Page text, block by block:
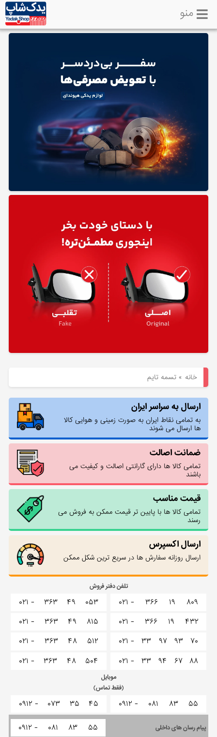
لوازم
منو
خانه »تسمه تایم
ارسال به سراسر ایران
به تمامی نقاط ایران به صورت زمینی و هوایی کالا
ها ارسال می شوند
ضمانت اصالت
تمامی کالا ها دارای گارانتی اصالت و کیفیت می
باشند
قیمت مناسب
تمامی کالا ها با پایین تر قیمت ممکن به فروش می
رسند
ارسال اکسپرس
ارسال روزانه سفارش ها در سریع ترین شکل ممکن
تلفن دفتر فروش
۰۲۱ - ۳۶۶ ۱۹
۸۰۹
۰۲۱ -
۳۶۶ ۱۹
۴۳۲
۰۲۱ -
۳۳ ۹۷ ۹۳
۷۰
۰۲۱ -
۳۳ ۹۴ ۶۷ ۸۸
۰۲۱ - ۳۶۳ ۴۹
۰۵۳
۰۲۱ -
۳۶۳ ۴۹
۸۱۵
۰۲۱ -
۳۶۳ ۴۸
۵۱۲
۰۲۱ -
۳۶۳ ۴۸ ۵۰۴
موبایل
(فقط تماس)
۰۹۱۲ - ۰۸۱ ۸۳ ۵۵ ۰۹۱۲ - ۰۷۳ ۳۵ ۴۵
پیام رسان های داخلی ۰۹۱۲ - ۰۸۱ ۸۳ ۵۵